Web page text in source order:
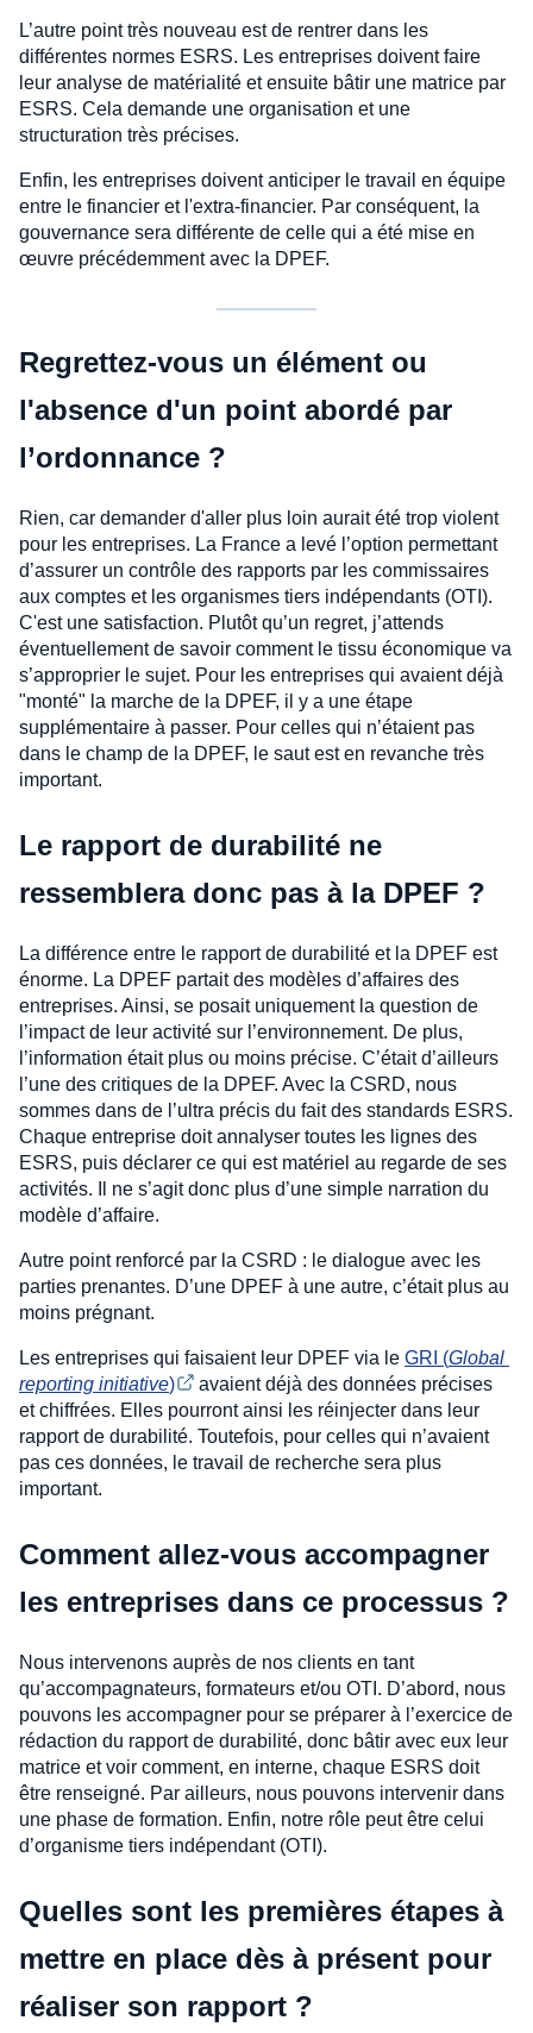
L’autre point très nouveau est de rentrer dans les
différentes normes ESRS. Les entreprises doivent faire
leur analyse de matérialité et ensuite bâtir une matrice par
ESRS. Cela demande une organisation et une
structuration très précises.
Enfin, les entreprises doivent anticiper le travail en équipe
entre le financier et l'extra-financier. Par conséquent, la
gouvernance sera différente de celle qui a été mise en
œuvre précédemment avec la DPEF.
Regrettez-vous un élément ou
l'absence d'un point abordé par
l’ordonnance ?
Rien, car demander d'aller plus loin aurait été trop violent
pour les entreprises. La France a levé l’option permettant
d’assurer un contrôle des rapports par les commissaires
aux comptes et les organismes tiers indépendants (OTI).
C'est une satisfaction. Plutôt qu’un regret, j’attends
éventuellement de savoir comment le tissu économique va
s’approprier le sujet. Pour les entreprises qui avaient déjà
"monté" la marche de la DPEF, il y a une étape
supplémentaire à passer. Pour celles qui n’étaient pas
dans le champ de la DPEF, le saut est en revanche très
important.
Le rapport de durabilité ne
ressemblera donc pas à la DPEF ?
La différence entre le rapport de durabilité et la DPEF est
énorme. La DPEF partait des modèles d’affaires des
entreprises. Ainsi, se posait uniquement la question de
l’impact de leur activité sur l’environnement. De plus,
l’information était plus ou moins précise. C’était d’ailleurs
l’une des critiques de la DPEF. Avec la CSRD, nous
sommes dans de l’ultra précis du fait des standards ESRS.
Chaque entreprise doit annalyser toutes les lignes des
ESRS, puis déclarer ce qui est matériel au regarde de ses
activités. Il ne s’agit donc plus d’une simple narration du
modèle d’affaire.
Autre point renforcé par la CSRD : le dialogue avec les
parties prenantes. D’une DPEF à une autre, c’était plus au
moins prégnant.
Les entreprises qui faisaient leur DPEF via le GRI (Global
reporting initiative)
avaient déjà des données précises
et chiffrées. Elles pourront ainsi les réinjecter dans leur
rapport de durabilité. Toutefois, pour celles qui n’avaient
pas ces données, le travail de recherche sera plus
important.
Comment allez-vous accompagner
les entreprises dans ce processus ?
Nous intervenons auprès de nos clients en tant
qu’accompagnateurs, formateurs et/ou OTI. D’abord, nous
pouvons les accompagner pour se préparer à l’exercice de
rédaction du rapport de durabilité, donc bâtir avec eux leur
matrice et voir comment, en interne, chaque ESRS doit
être renseigné. Par ailleurs, nous pouvons intervenir dans
une phase de formation. Enfin, notre rôle peut être celui
d’organisme tiers indépendant (OTI).
Quelles sont les premières étapes à
mettre en place dès à présent pour
réaliser son rapport ?